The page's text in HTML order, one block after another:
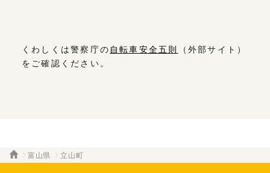
くわしくは警察庁の 自転車安全五則
（外部サイト）
をご確認ください。
富山県 立山町